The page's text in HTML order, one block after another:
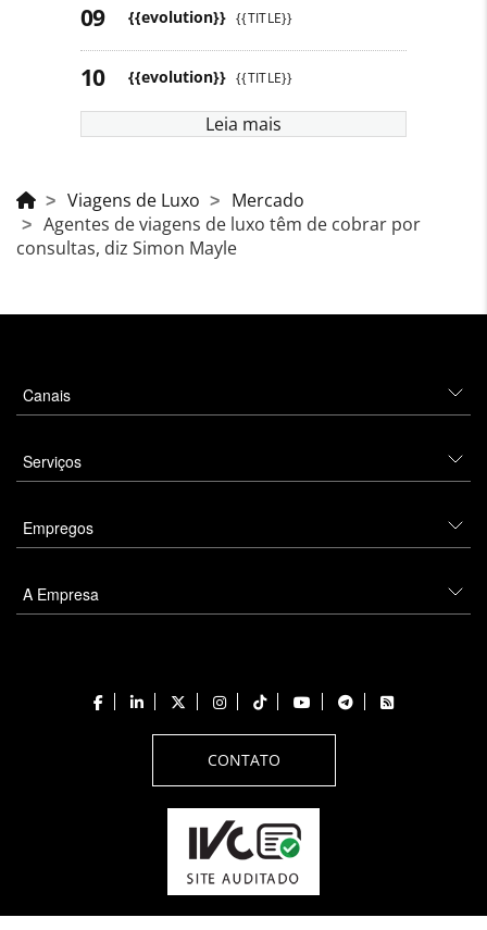
{{evolution}} {{TITLE}}
{{evolution}} {{TITLE}}
Leia mais
Viagens de Luxo
Mercado
Agentes de viagens de luxo têm de cobrar por
consultas, diz Simon Mayle
Canais
Serviços
Empregos
A Empresa
CONTATO